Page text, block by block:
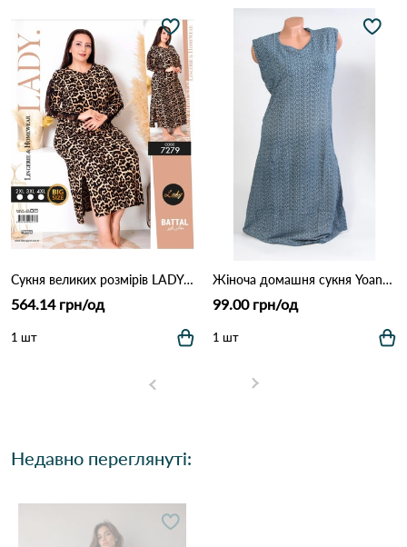
Сукня великих розмірів LADY 7279 Леопардовий
564.14 грн/од
1 шт
Жіноча домашня сукня Yoanna Vera 5728 Як на фото
99.00 грн/од
1 шт
Недавно переглянуті: